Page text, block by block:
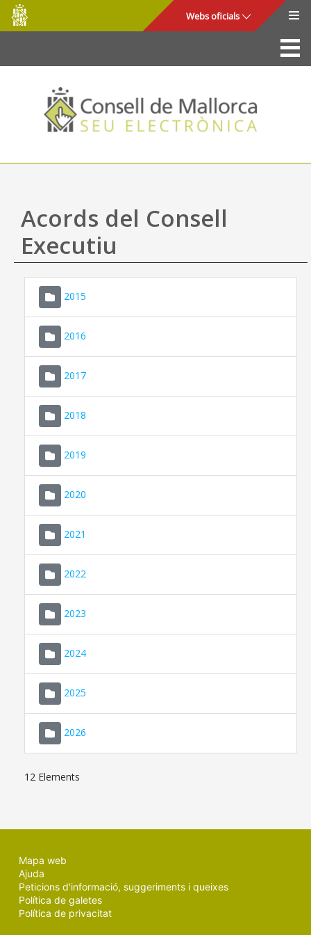
Salta al contingut principal
Consell
de
Mallorca
Webs oficials
La Seu
Consell de Mallorca
Accés i seguretat
Utilitats
Ajuda
Acords del Consell
Executiu
2015
2016
2017
2018
2019
2020
2021
2022
2023
2024
2025
2026
12 Elements
Mapa web
Ajuda
Peticions d'informació, suggeriments i queixes
Política de galetes
Política de privacitat